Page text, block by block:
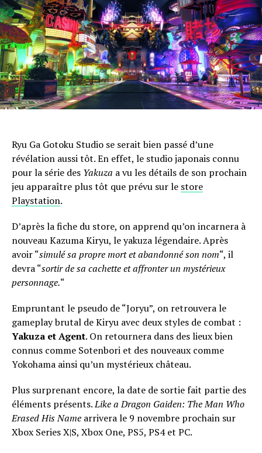
Ryu Ga Gotoku Studio se serait bien passé d’une
révélation aussi tôt. En effet, le studio japonais connu
pour la série des Yakuza a vu les détails de son prochain
jeu apparaître plus tôt que prévu sur le store
Playstation.
D’après la fiche du store, on apprend qu’on incarnera à
nouveau Kazuma Kiryu, le yakuza légendaire. Après
avoir “simulé sa propre mort et abandonné son nom“, il
devra “sortir de sa cachette et affronter un mystérieux
personnage.“
Empruntant le pseudo de “Joryu”, on retrouvera le
gameplay brutal de Kiryu avec deux styles de combat :
Yakuza et Agent. On retournera dans des lieux bien
connus comme Sotenbori et des nouveaux comme
Yokohama ainsi qu’un mystérieux château.
Plus surprenant encore, la date de sortie fait partie des
éléments présents.Like a Dragon Gaiden: The Man Who
Erased His Name arrivera le 9 novembre prochain sur
Xbox Series X|S, Xbox One, PS5, PS4 et PC.